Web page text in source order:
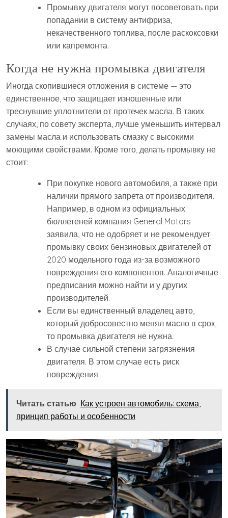
Промывку двигателя могут посоветовать при
попадании в систему антифриза,
некачественного топлива, после раскоксовки
или капремонта.
Когда не нужна промывка двигателя
Иногда скопившиеся отложения в системе — это
единственное, что защищает изношенные или
треснувшие уплотнители от протечек масла. В таких
случаях, по совету эксперта, лучше уменьшить интервал
замены масла и использовать смазку с высокими
моющими свойствами. Кроме того, делать промывку не
стоит:
При покупке нового автомобиля, а также при
наличии прямого запрета от производителя.
Например, в одном из официальных
бюллетеней компания General Motors
заявила, что не одобряет и не рекомендует
промывку своих бензиновых двигателей от
2020 модельного года из-за возможного
повреждения его компонентов. Аналогичные
предписания можно найти и у других
производителей.
Если вы единственный владелец авто,
который добросовестно менял масло в срок,
то промывка двигателя не нужна.
В случае сильной степени загрязнения
двигателя. В этом случае есть риск
повреждения.
Читать статью Как устроен автомобиль: схема,
принцип работы и особенности